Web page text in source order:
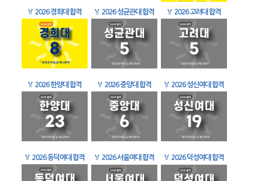
🏅 2026 경희대 합격 🏅 2026 성균관대 합격 🏅 2026 고려대 합격
🏅 2026 한양대 합격 🏅 2026 중앙대 합격 🏅 2026 성신여대 합격
🏅 2026 동덕여대 합격 🏅 2026 서울여대 합격 🏅 2026 덕성여대 합격